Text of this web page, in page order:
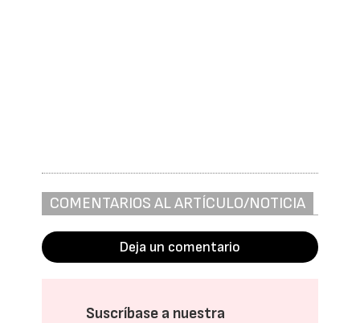
COMENTARIOS AL ARTÍCULO/NOTICIA
Deja un comentario
Suscríbase a nuestra